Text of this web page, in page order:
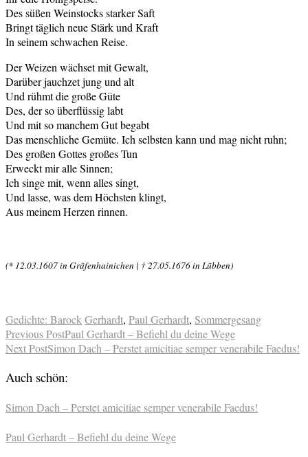
Des süßen Weinstocks starker Saft
Bringt täglich neue Stärk und Kraft
In seinem schwachen Reise.
Der Weizen wächset mit Gewalt,
Darüber jauchzet jung und alt
Und rühmt die große Güte
Des, der so überflüssig labt
Und mit so manchem Gut begabt
Das menschliche Gemüte. Ich selbsten kann und mag nicht ruhn;
Des großen Gottes großes Tun
Erweckt mir alle Sinnen;
Ich singe mit, wenn alles singt,
Und lasse, was dem Höchsten klingt,
Aus meinem Herzen rinnen.
(* 12.03.1607 in Gräfenhainichen | † 27.05.1676 in Lübben)
Gedichte: BarockGerhardt, Paul Gerhardt, Sommergesang
Previous PostPaul Gerhardt – Befiehl du deine Wege
Next PostSimon Dach – Perstet amicitiae semper venerabile Faedus!
Auch schön:
Simon Dach – Perstet amicitiae semper venerabile Faedus!
Paul Gerhardt – Befiehl du deine Wege